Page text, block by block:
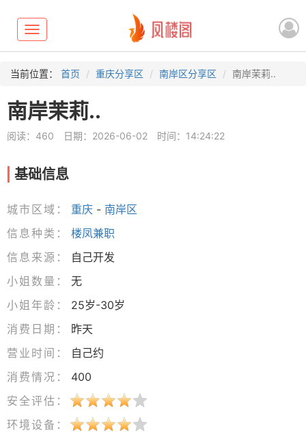
Toggle
navigation
当前位置： 首页 重庆分享区 南岸区分享区 南岸茉莉..
南岸茉莉..
阅读：460 日期：2026-06-02 时间：14:24:22
基础信息
城市区域： 重庆 - 南岸区
信息种类：
楼凤兼职
信息来源：
自己开发
小姐数量：
无
小姐年龄：
25岁-30岁
消费日期：
昨天
营业时间：
自己约
消费情况：
400
安全评估：
环境设备：